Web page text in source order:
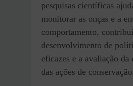
pesquisas científicas
monitorar as onças e a
comportamento,
desenvolvimento de
eficazes e a avaliação da
das ações de conservação.